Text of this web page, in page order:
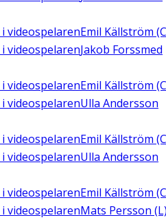
i videospelarenEmil Källström
i videospelarenJakob Forssmed
i videospelarenEmil Källström
i videospelarenUlla Andersson
i videospelarenEmil Källström
i videospelarenUlla Andersson
i videospelarenEmil Källström
i videospelarenMats Persson